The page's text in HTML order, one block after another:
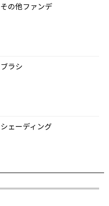
その他ファンデ
ブラシ
シェーディング